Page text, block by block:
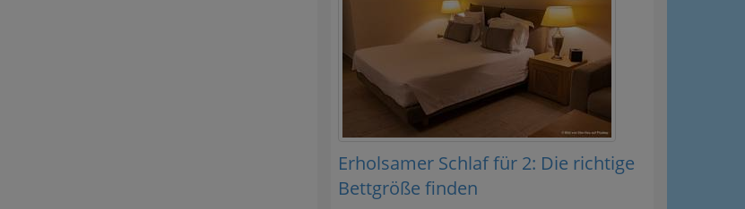
Erholsamer Schlaf für 2: Die richtige
Bettgröße finden